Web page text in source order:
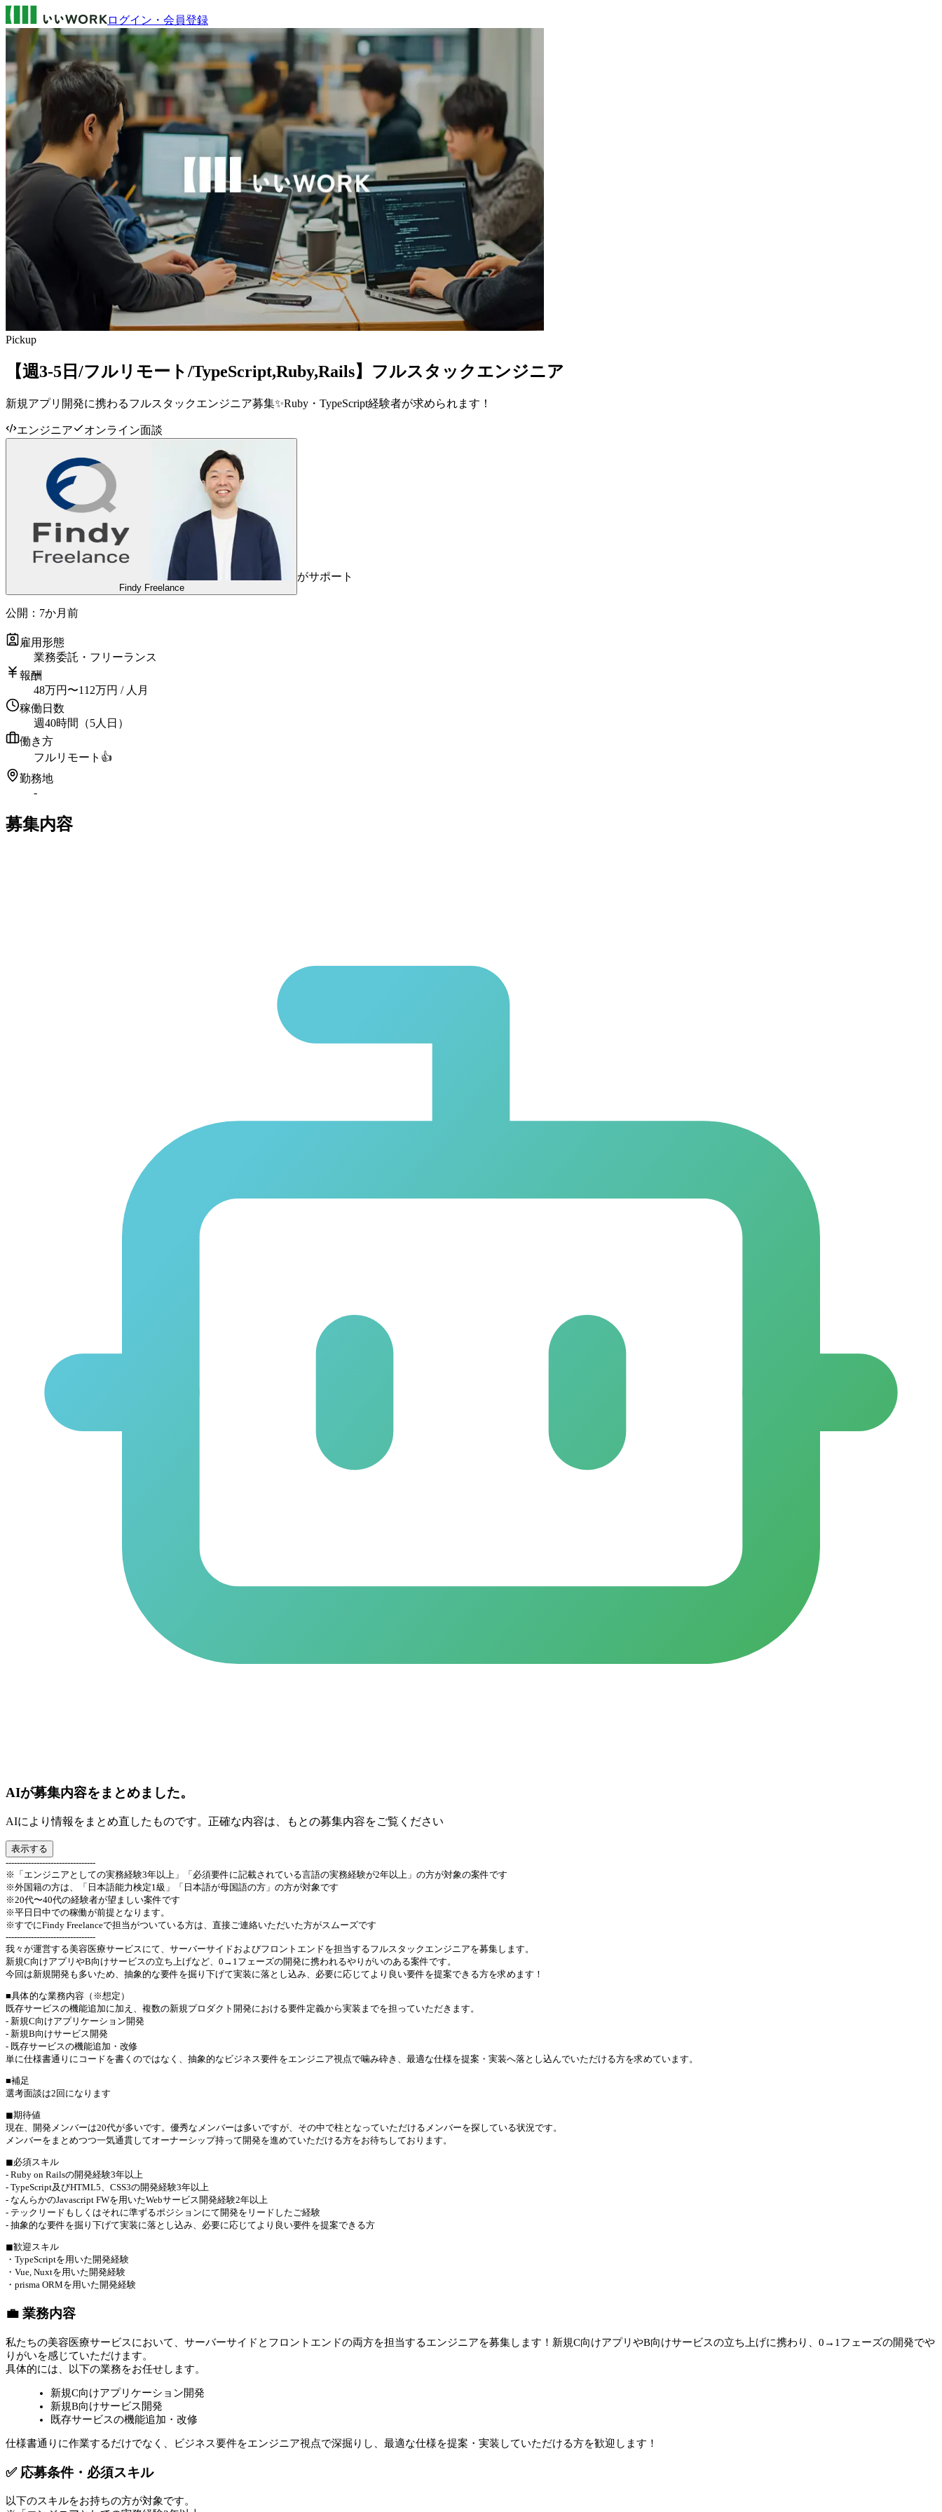
ログイン・会員登録
Pickup
【週3-5日/フルリモート/TypeScript,Ruby,Rails】フルスタックエンジニア
新規アプリ開発に携わるフルスタックエンジニア募集✨Ruby・TypeScript経験者が求められます！
エンジニア オンライン面談
Findy Freelance
がサポート
公開： 7か月前
雇用形態
業務委託・フリーランス
報酬
48万円 〜112万円 / 人月
稼働日数
週40時間（5人日）
働き方
フルリモート 👍
勤務地
-
募集内容
AIが募集内容をまとめました。
AIにより情報をまとめ直したものです。正確な内容は、もとの募集内容をご覧ください
表示する
--------------------------------
※「エンジニアとしての実務経験3年以上」「必須要件に記載されている言語の実務経験が2年以上」の方が対象の案件です
※外国籍の方は、「日本語能力検定1級」「日本語が母国語の方」の方が対象です
※20代〜40代の経験者が望ましい案件です
※平日日中での稼働が前提となります。
※すでにFindy Freelanceで担当がついている方は、直接ご連絡いただいた方がスムーズです
--------------------------------
我々が運営する美容医療サービスにて、サーバーサイドおよびフロントエンドを担当するフルスタックエンジニアを募集します。
新規C向けアプリやB向けサービスの立ち上げなど、0→1フェーズの開発に携われるやりがいのある案件です。
今回は新規開発も多いため、抽象的な要件を掘り下げて実装に落とし込み、必要に応じてより良い要件を提案できる方を求めます！
■具体的な業務内容（※想定）
既存サービスの機能追加に加え、複数の新規プロダクト開発における要件定義から実装までを担っていただきます。
- 新規C向けアプリケーション開発
- 新規B向けサービス開発
- 既存サービスの機能追加・改修
単に仕様書通りにコードを書くのではなく、抽象的なビジネス要件をエンジニア視点で噛み砕き、最適な仕様を提案・実装へ落とし込んでいただける方を求めています。
■補足
選考面談は2回になります
◼︎期待値
現在、開発メンバーは20代が多いです。優秀なメンバーは多いですが、その中で柱となっていただけるメンバーを探している状況です。
メンバーをまとめつつ一気通貫してオーナーシップ持って開発を進めていただける方をお待ちしております。
◼︎必須スキル
- Ruby on Railsの開発経験3年以上
- TypeScript及びHTML5、CSS3の開発経験3年以上
- なんらかのJavascript FWを用いたWebサービス開発経験2年以上
- テックリードもしくはそれに準ずるポジションにて開発をリードしたご経験
- 抽象的な要件を掘り下げて実装に落とし込み、必要に応じてより良い要件を提案できる方
◼︎歓迎スキル
・TypeScriptを用いた開発経験
・Vue, Nuxtを用いた開発経験
・prisma ORMを用いた開発経験
💼 業務内容
私たちの美容医療サービスにおいて、サーバーサイドとフロントエンドの両方を担当するエンジニアを募集します！新規C向けアプリやB向けサービスの立ち上げに携わり、0→1フェーズの開発でや
りがいを感じていただけます。
具体的には、以下の業務をお任せします。
新規C向けアプリケーション開発
新規B向けサービス開発
既存サービスの機能追加・改修
仕様書通りに作業するだけでなく、ビジネス要件をエンジニア視点で深掘りし、最適な仕様を提案・実装していただける方を歓迎します！
✅ 応募条件・必須スキル
以下のスキルをお持ちの方が対象です。